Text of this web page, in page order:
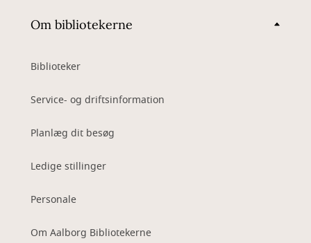
Om bibliotekerne
Biblioteker
Service- og driftsinformation
Planlæg dit besøg
Ledige stillinger
Personale
Om Aalborg Bibliotekerne